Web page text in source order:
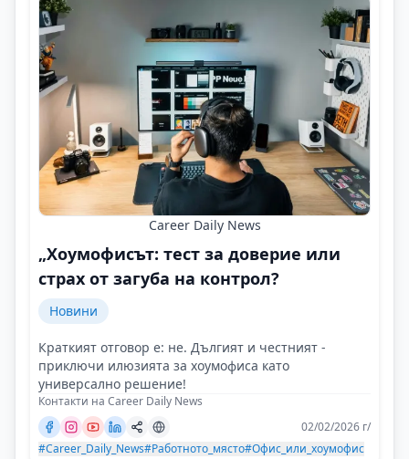
Career Daily News
„Хоумофисът: тест за доверие или
страх от загуба на контрол?
Новини
Краткият отговор е: не. Дългият и честният -
приключи илюзията за хоумофиса като
универсално решение!
Контакти на Career Daily News
02/02/2026 г/
#Career_Daily_News#Работното_място#Офис_или_хоумофис